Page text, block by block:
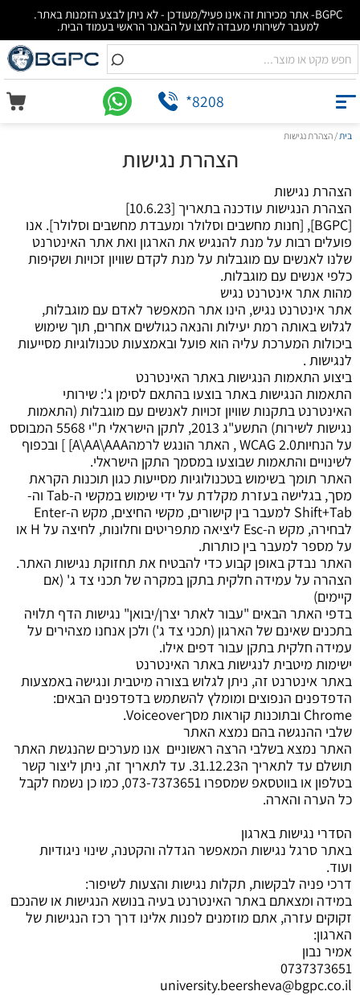
BGPC- אתר מכירות זה אינו פעיל/מעודכן - לא ניתן לבצע הזמנות באתר.
למעבר לשירותי מעבדה לחצו על הבאנר הראשי בעמוד הבית.
*8208
בית/ הצהרת נגישות
הצהרת נגישות
הצהרת נגישות
הצהרת הנגישות עודכנה בתאריך [10.6.23]
[BGPC], [חנות מחשבים וסלולר ומעבדת מחשבים וסלולר]. אנו
פועלים רבות על מנת להנגיש את הארגון ואת אתר האינטרנט
שלנו לאנשים עם מוגבלות על מנת לקדם שוויון זכויות ושקיפות
כלפי אנשים עם מוגבלות.
מהות אתר אינטרנט נגיש
אתר אינטרנט נגיש, הינו אתר המאפשר לאדם עם מוגבלות,
לגלוש באותה רמת יעילות והנאה כגולשים אחרים, תוך שימוש
ביכולות המערכת עליה הוא פועל ובאמצעות טכנולוגיות מסייעות
לנגישות .
ביצוע התאמות הנגישות באתר האינטרנט
התאמות הנגישות באתר בוצעו בהתאם לסימן ג': שירותי
האינטרנט בתקנות שוויון זכויות לאנשים עם מוגבלות (התאמות
נגישות לשירות) התשע"ג 2013, לתקן הישראלי ת"י 5568 המבוסס
על הנחיותWCAG 2.0 , האתר הונגש לרמהA\AA\AAA] ] ובכפוף
לשינויים והתאמות שבוצעו במסמך התקן הישראלי.
האתר תומך בשימוש בטכנולוגיות מסייעות כגון תוכנות הקראת
מסך, בגלישה בעזרת מקלדת על ידי שימוש במקשי ה-Tab וה-
Shift+Tab למעבר בין קישורים, מקשי החיצים, מקש ה-Enter
לבחירה, מקש ה-Esc ליציאה מתפריטים וחלונות, לחיצה על H או
על מספר למעבר בין כותרות.
האתר נבדק באופן קבוע כדי להבטיח את תחזוקת נגישות האתר.
הצהרה על עמידה חלקית בתקן במקרה של תכני צד ג' (אם
קיימים)
בדפי האתר הבאים "עבור לאתר יצרן/יבואן" נגישות הדף תלויה
בתכנים שאינם של הארגון (תכני צד ג') ולכן אנחנו מצהירים על
עמידה חלקית בתקן עבור דפים אילו.
ישימות מיטבית לנגישות באתר האינטרנט
באתר אינטרנט זה, ניתן לגלוש בצורה מיטבית ונגישה באמצעות
הדפדפנים הנפוצים ומומלץ להשתמש בדפדפנים הבאים:
Chrome ובתוכנות קוראות מסךVoiceover.
שלבי ההנגשה בהם נמצא האתר
האתר נמצא בשלבי הרצה ראשוניים אנו מערכים שהנגשת האתר
תושלם עד לתאריך ה31.12.23. עד לתאריך זה, ניתן ליצור קשר
בטלפון או בווטסאפ שמספרו 073-7373651, כמו כן נשמח לקבל
כל הערה והארה.
הסדרי נגישות בארגון
באתר סרגל נגישות המאפשר הגדלה והקטנה, שינוי ניגודיות
ועוד.
דרכי פניה לבקשות, תקלות נגישות והצעות לשיפור:
במידה ומצאתם באתר האינטרנט בעיה בנושא הנגישות או שהנכם
זקוקים עזרה, אתם מוזמנים לפנות אלינו דרך רכז הנגישות של
הארגון:
אמיר נבון
0737373651
university.beersheva@bgpc.co.il